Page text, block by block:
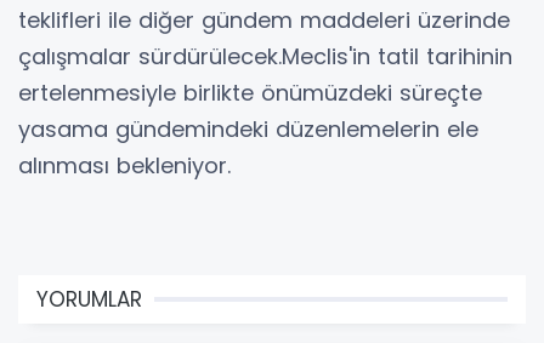
teklifleri ile diğer gündem maddeleri üzerinde
çalışmalar sürdürülecek.Meclis'in tatil tarihinin
ertelenmesiyle birlikte önümüzdeki süreçte
yasama gündemindeki düzenlemelerin ele
alınması bekleniyor.
YORUMLAR